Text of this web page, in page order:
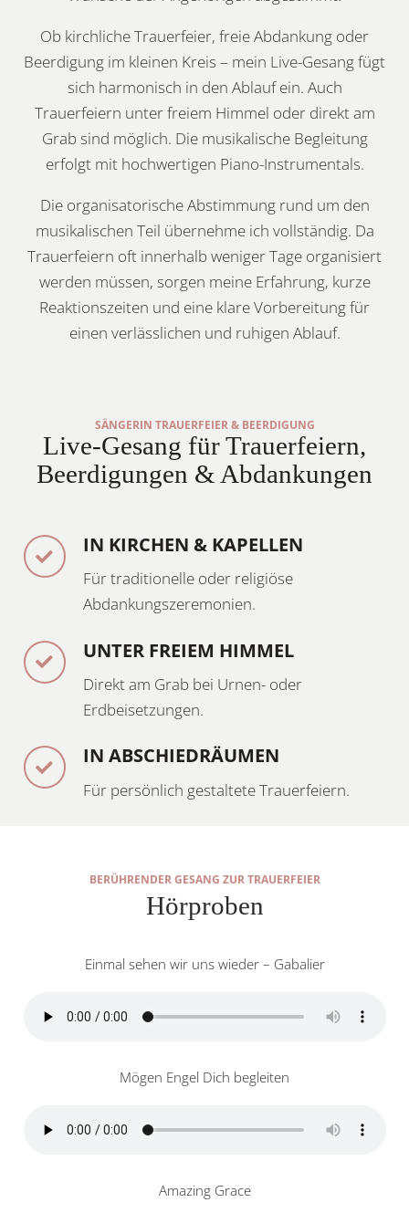
Ob kirchliche Trauerfeier, freie Abdankung oder
Beerdigung im kleinen Kreis – mein Live-Gesang fügt
sich harmonisch in den Ablauf ein. Auch
Trauerfeiern unter freiem Himmel oder direkt am
Grab sind möglich. Die musikalische Begleitung
erfolgt mit hochwertigen Piano-Instrumentals.
Die organisatorische Abstimmung rund um den
musikalischen Teil übernehme ich vollständig. Da
Trauerfeiern oft innerhalb weniger Tage organisiert
werden müssen, sorgen meine Erfahrung, kurze
Reaktionszeiten und eine klare Vorbereitung für
einen verlässlichen und ruhigen Ablauf.
SÄNGERIN TRAUERFEIER & BEERDIGUNG
Live-Gesang für Trauerfeiern,
Beerdigungen & Abdankungen
IN KIRCHEN & KAPELLEN
Für traditionelle oder religiöse
Abdankungszeremonien.
UNTER FREIEM HIMMEL
Direkt am Grab bei Urnen- oder
Erdbeisetzungen.
IN ABSCHIEDRÄUMEN
Für persönlich gestaltete Trauerfeiern.
BERÜHRENDER GESANG ZUR TRAUERFEIER
Hörproben
Einmal sehen wir uns wieder – Gabalier
Mögen Engel Dich begleiten
Amazing Grace